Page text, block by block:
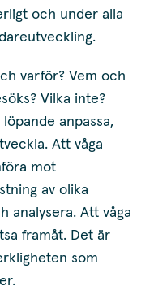
och under alla
varför? Vem och
Vilka inte?
anpassa,
Att våga
mot
av olika
analysera. Att våga
framåt. Det är
som